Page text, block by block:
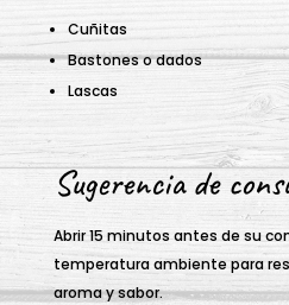
Cuñitas
Bastones o dados
Lascas
Sugerencia de
Abrir 15 minutos antes de su
temperatura ambiente para
aroma y sabor.